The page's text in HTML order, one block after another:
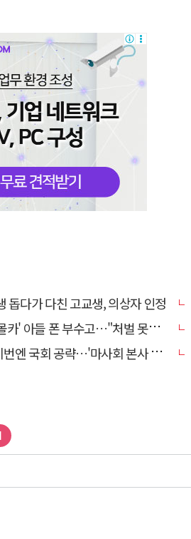
돕다가 다친 고교생, 의상자 인정
부수고…"처벌 못하는 사안" 내부망에 글
…'마사회 본사 이전·광역교통망 확충' 요청